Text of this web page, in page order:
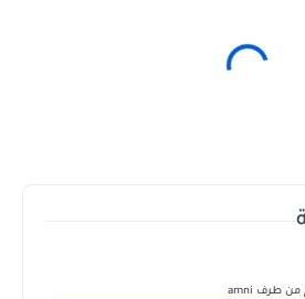
من طرف amni